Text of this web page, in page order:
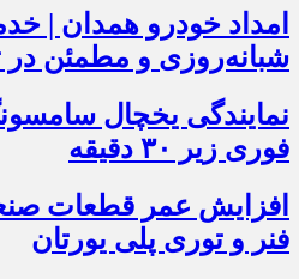
امداد خودرو همدان |
شبانه‌روزی و مطمئن در
نمایندگی یخچال
فوری زیر ۳۰ دقیقه
افزایش عمر قطعات
فنر و توری پلی یورتان